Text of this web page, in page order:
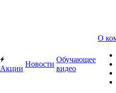
Акции
Новости
Обучающее
видео
О